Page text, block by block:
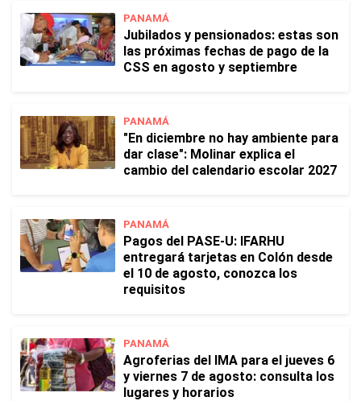
PANAMÁ
Jubilados y pensionados: estas son
las próximas fechas de pago de la
CSS en agosto y septiembre
PANAMÁ
"En diciembre no hay ambiente para
dar clase": Molinar explica el
cambio del calendario escolar 2027
PANAMÁ
Pagos del PASE-U: IFARHU
entregará tarjetas en Colón desde
el 10 de agosto, conozca los
requisitos
PANAMÁ
Agroferias del IMA para el jueves 6
y viernes 7 de agosto: consulta los
lugares y horarios